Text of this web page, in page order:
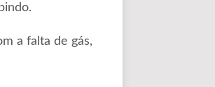
a falta de gás,